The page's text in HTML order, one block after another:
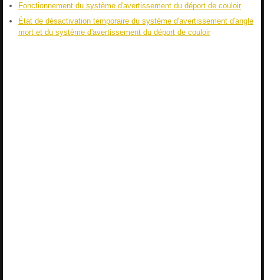
Fonctionnement du système d'avertissement du déport de couloir
État de désactivation temporaire du système d'avertissement d'angle
mort et du système d'avertissement du déport de couloir